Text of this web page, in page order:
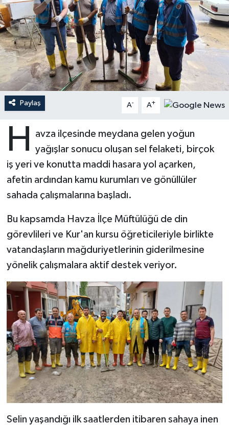
Paylaş A- A+
H
avza ilçesinde meydana gelen yoğun
yağışlar sonucu oluşan sel felaketi, birçok
iş yeri ve konutta maddi hasara yol açarken,
afetin ardından kamu kurumları ve gönüllüler
sahada çalışmalarına başladı.
Bu kapsamda Havza İlçe Müftülüğü de din
görevlileri ve Kur'an kursu öğreticileriyle birlikte
vatandaşların mağduriyetlerinin giderilmesine
yönelik çalışmalara aktif destek veriyor.
Selin yaşandığı ilk saatlerden itibaren sahaya inen
Ardahan Müftülüğü
Artvin Müftülüğü
Aydın Müftülüğü
Balıkesir Müftülüğü
Batman Müftülüğü
Bayburt Müftülüğü
Bilecik Müftülüğü
Bingöl Müftülüğü
Bitlis Müftülüğü
Burdur Müftülüğü
Bursa Müftülüğü
Çanakkale Müftülüğü
Çankırı Müftülüğü
Kudüs
Kurban
Mukabele
Peygamberimizin Hayatı
Sahabeler
Zekat
Hutbeler
DİYANET AKADEMİ
DİYANET GENÇLİK
DİYANET RADYO/TV
Dünya
Eğitim
Kültür-Sanat
Aile
Sağlık
Ekonomi
Duyurular
Podcast
Bilim, Teknoloji